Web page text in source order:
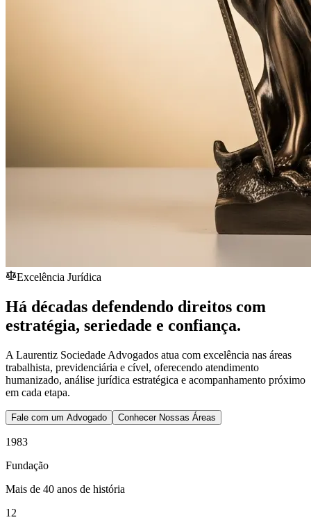
Excelência Jurídica
Há décadas defendendo direitos com
estratégia, seriedade e confiança.
A Laurentiz Sociedade Advogados atua com excelência nas áreas
trabalhista, previdenciária e cível, oferecendo atendimento
humanizado, análise jurídica estratégica e acompanhamento próximo
em cada etapa.
Fale com um Advogado Conhecer Nossas Áreas
1983
Fundação
Mais de 40 anos de história
12